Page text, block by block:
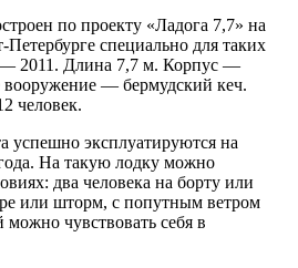
по проекту «Ладога 7,7» на
специально для таких
— 2011. Длина 7,7 м. Корпус —
вооружение — бермудский кеч.
человек.
успешно эксплуатируются на
На такую лодку можно
два человека на борту или
или шторм, с попутным ветром
чувствовать себя в